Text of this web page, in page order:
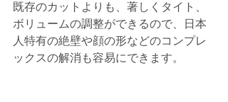
既存のカットよりも、著しくタイト、
ボリュームの調整ができるので、日本
人特有の絶壁や顔の形などのコンプレ
ックスの解消も容易にできます。